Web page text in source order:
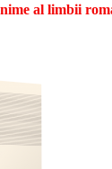
al limbii